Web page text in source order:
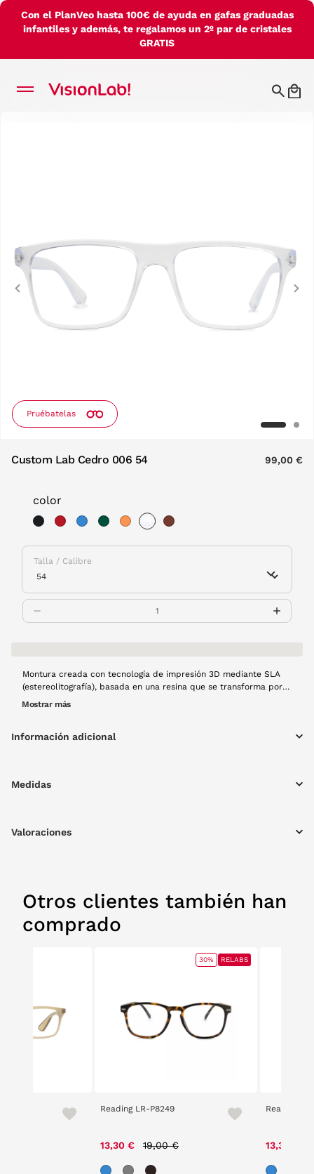
Con el PlanVeo hasta 100€ de ayuda en gafas graduadas
infantiles y además, te regalamos un 2º par de cristales
GRATIS
Pruébatelas
Previous
Custom Lab Cedro 006 54 99,00 €
color
Talla / Calibre
Montura creada con tecnología de impresión 3D mediante SLA
(estereolitografía), basada en una resina que se transforma por
acción de la luz en una montura estética premium con acabado
fabrica lo que se consume. Modelo Cedro en color negro de alta
Mostrar más
Información adicional
Medidas
Valoraciones
Otros clientes también han
comprado
Reading LR-P8249
13,30 € 19,00 €
30% RELABS
Reading
13,30 €